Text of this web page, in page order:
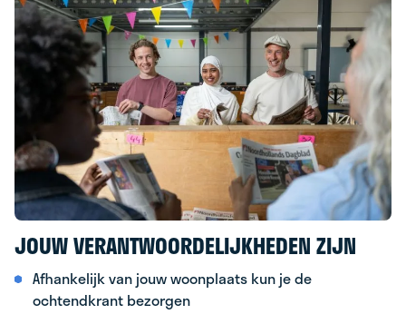
JOUW VERANTWOORDELIJKHEDEN ZIJN
Afhankelijk van jouw woonplaats kun je de
ochtendkrant bezorgen